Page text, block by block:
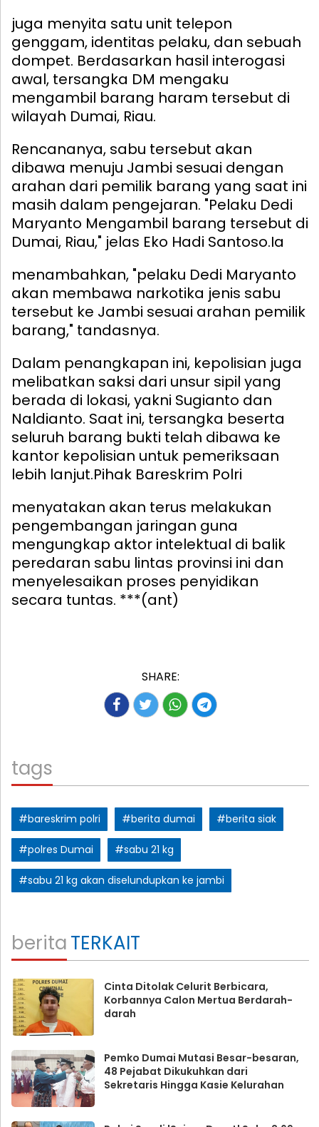
juga menyita satu unit telepon
genggam, identitas pelaku, dan sebuah
dompet. Berdasarkan hasil interogasi
awal, tersangka DM mengaku
mengambil barang haram tersebut di
wilayah Dumai, Riau.
Rencananya, sabu tersebut akan
dibawa menuju Jambi sesuai dengan
arahan dari pemilik barang yang saat ini
masih dalam pengejaran. "Pelaku Dedi
Maryanto Mengambil barang tersebut di
Dumai, Riau," jelas Eko Hadi Santoso.Ia
menambahkan, "pelaku Dedi Maryanto
akan membawa narkotika jenis sabu
tersebut ke Jambi sesuai arahan pemilik
barang," tandasnya.
Dalam penangkapan ini, kepolisian juga
melibatkan saksi dari unsur sipil yang
berada di lokasi, yakni Sugianto dan
Naldianto. Saat ini, tersangka beserta
seluruh barang bukti telah dibawa ke
kantor kepolisian untuk pemeriksaan
lebih lanjut.Pihak Bareskrim Polri
menyatakan akan terus melakukan
pengembangan jaringan guna
mengungkap aktor intelektual di balik
peredaran sabu lintas provinsi ini dan
menyelesaikan proses penyidikan
secara tuntas. ***(ant)
SHARE:
tags
#bareskrim polri #berita dumai #berita siak
#polres Dumai #sabu 21 kg
#sabu 21 kg akan diselundupkan ke jambi
beritaTERKAIT
Cinta Ditolak Celurit Berbicara,
Korbannya Calon Mertua Berdarah-
darah
Pemko Dumai Mutasi Besar-besaran,
48 Pejabat Dikukuhkan dari
Sekretaris Hingga Kasie Kelurahan